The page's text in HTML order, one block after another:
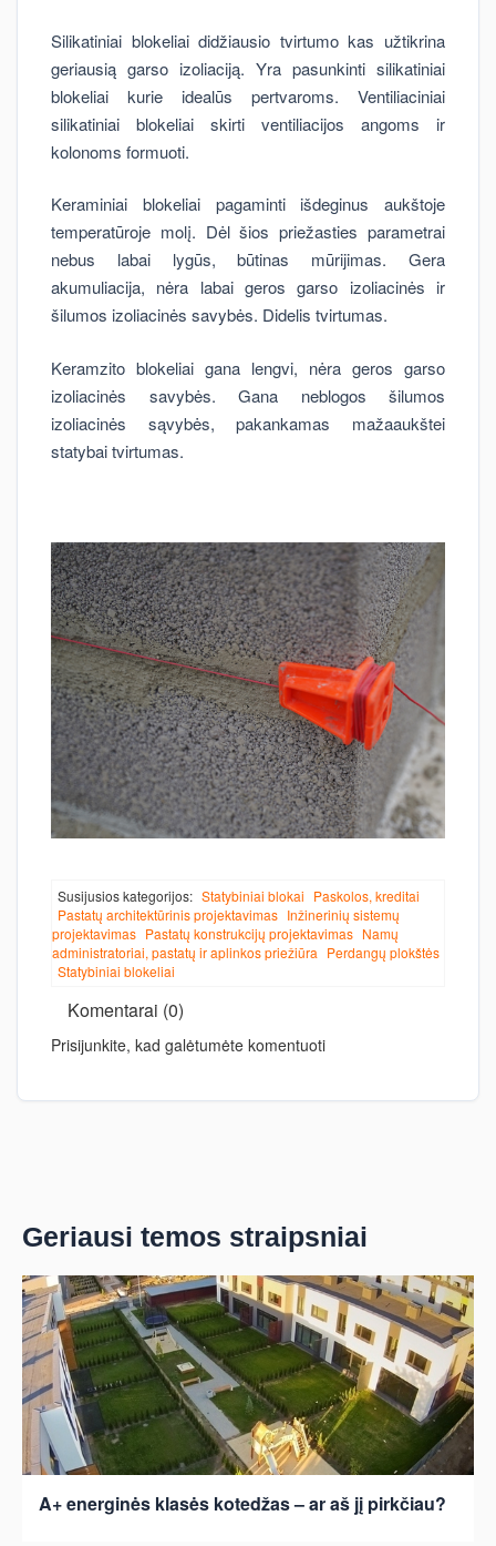
Silikatiniai blokeliai didžiausio tvirtumo kas užtikrina
geriausią garso izoliaciją. Yra pasunkinti silikatiniai
blokeliai kurie idealūs pertvaroms. Ventiliaciniai
silikatiniai blokeliai skirti ventiliacijos angoms ir
kolonoms formuoti.
Keraminiai blokeliai pagaminti išdeginus aukštoje
temperatūroje molį. Dėl šios priežasties parametrai
nebus labai lygūs, būtinas mūrijimas. Gera
akumuliacija, nėra labai geros garso izoliacinės ir
šilumos izoliacinės savybės. Didelis tvirtumas.
Keramzito blokeliai gana lengvi, nėra geros garso
izoliacinės savybės. Gana neblogos šilumos
izoliacinės sąvybės, pakankamas mažaaukštei
statybai tvirtumas.
Susijusios kategorijos: Statybiniai blokai Paskolos, kreditai
Pastatų architektūrinis projektavimas Inžinerinių sistemų
projektavimas Pastatų konstrukcijų projektavimas Namų
administratoriai, pastatų ir aplinkos priežiūra Perdangų plokštės
Statybiniai blokeliai
Komentarai (0)
Prisijunkite, kad galėtumėte komentuoti
Geriausi temos straipsniai
A+ energinės klasės kotedžas – ar aš jį pirkčiau?